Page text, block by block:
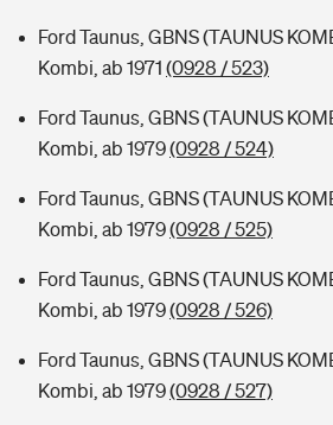
Ford Taunus, GBNS (TAUNUS
Kombi, ab 1971 (0928 / 523)
Ford Taunus, GBNS (TAUNUS
Kombi, ab 1979(0928 / 524)
Ford Taunus, GBNS (TAUNUS
Kombi, ab 1979(0928 / 525)
Ford Taunus, GBNS (TAUNUS
Kombi, ab 1979(0928 / 526)
Ford Taunus, GBNS (TAUNUS
Kombi, ab 1979(0928 / 527)